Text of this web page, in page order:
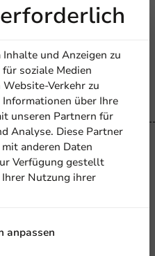
Kraft 405ml - 500
Kraft 715ml - 500
und Anzeigen zu
soziale Medien
Verkehr zu
über Ihre
unseren Partnern für
Analyse. Diese Partner
anderen Daten
Verfügung gestellt
Nutzung ihrer
anpassen
Sie
unseren